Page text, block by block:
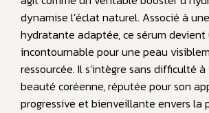
dynamise l’éclat naturel. Associé à
hydratante adaptée, ce sérum devient
incontournable pour une peau
ressourcée. Il s’intègre sans difficulté
beauté coréenne, réputée pour son
progressive et bienveillante envers la